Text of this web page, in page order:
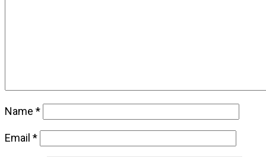
Name *
Email *